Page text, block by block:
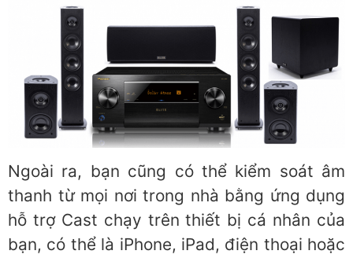
Ngoài ra, bạn cũng có thể kiểm soát âm
thanh từ mọi nơi trong nhà bằng ứng dụng
hỗ trợ Cast chạy trên thiết bị cá nhân của
bạn, có thể là iPhone, iPad, điện thoại hoặc